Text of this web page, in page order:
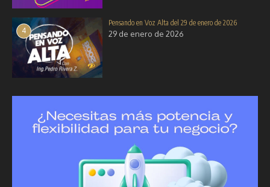
4
Pensando en Voz Alta del 29 de enero de 2026
29 de enero de 2026